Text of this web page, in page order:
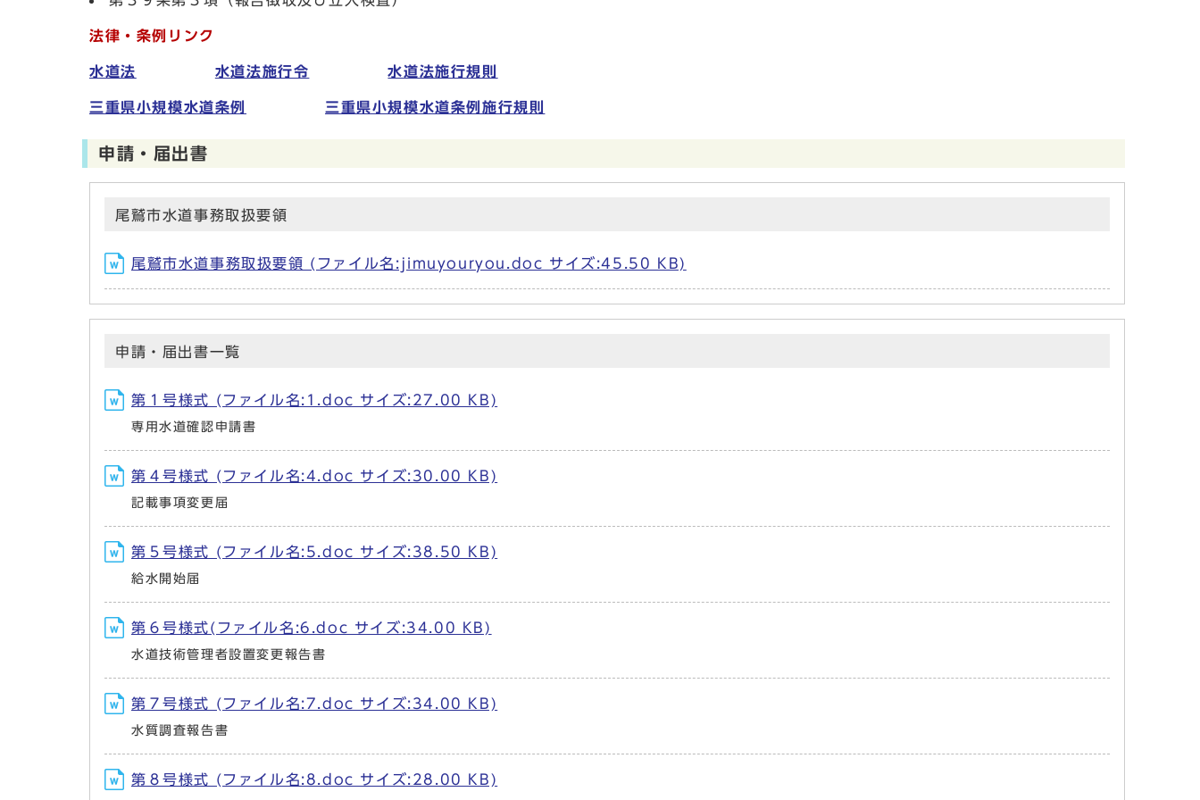
法律・条例リンク
水道法 水道法施行令 水道法施行規則
三重県小規模水道条例 三重県小規模水道条例施行規則
申請・届出書
尾鷲市水道事務取扱要領
尾鷲市水道事務取扱要領 (ファイル名:jimuyouryou.doc サイズ:45.50 KB)
申請・届出書一覧
第１号様式 (ファイル名:1.doc サイズ:27.00 KB)
専用水道確認申請書
第４号様式 (ファイル名:4.doc サイズ:30.00 KB)
記載事項変更届
第５号様式 (ファイル名:5.doc サイズ:38.50 KB)
給水開始届
第６号様式(ファイル名:6.doc サイズ:34.00 KB)
水道技術管理者設置変更報告書
第７号様式 (ファイル名:7.doc サイズ:34.00 KB)
水質調査報告書
第８号様式 (ファイル名:8.doc サイズ:28.00 KB)